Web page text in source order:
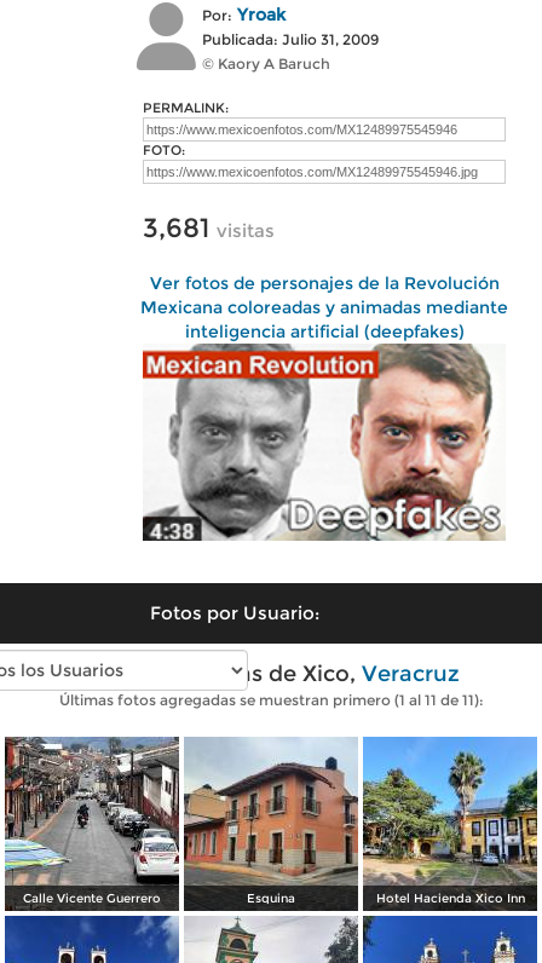
Por: Yroak
Publicada: Julio 31, 2009
© Kaory A Baruch
PERMALINK:
FOTO:
3,681 visitas
Ver fotos de personajes de la Revolución
Mexicana coloreadas y animadas mediante
inteligencia artificial (deepfakes)
Fotos por Usuario:
Fotos modernas de Xico, Veracruz
Últimas fotos agregadas se muestran primero (1 al 11 de 11):
Calle Vicente Guerrero Esquina Hotel Hacienda Xico Inn